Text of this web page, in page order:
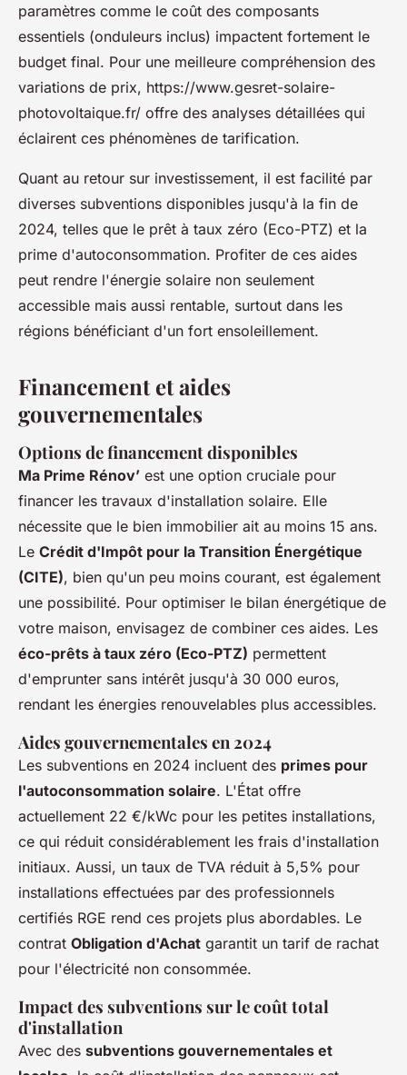
paramètres comme le coût des composants
essentiels (onduleurs inclus) impactent fortement le
budget final. Pour une meilleure compréhension des
variations de prix, https://www.gesret-solaire-
photovoltaique.fr/ offre des analyses détaillées qui
éclairent ces phénomènes de tarification.
Quant au retour sur investissement, il est facilité par
diverses subventions disponibles jusqu'à la fin de
2024, telles que le prêt à taux zéro (Eco-PTZ) et la
prime d'autoconsommation. Profiter de ces aides
peut rendre l'énergie solaire non seulement
accessible mais aussi rentable, surtout dans les
régions bénéficiant d'un fort ensoleillement.
Financement et aides
gouvernementales
Options de financement disponibles
Ma Prime Rénov’ est une option cruciale pour
financer les travaux d'installation solaire. Elle
nécessite que le bien immobilier ait au moins 15 ans.
Le Crédit d'Impôt pour la Transition Énergétique
(CITE), bien qu'un peu moins courant, est également
une possibilité. Pour optimiser le bilan énergétique de
votre maison, envisagez de combiner ces aides. Les
éco-prêts à taux zéro (Eco-PTZ) permettent
d'emprunter sans intérêt jusqu'à 30 000 euros,
rendant les énergies renouvelables plus accessibles.
Aides gouvernementales en 2024
Les subventions en 2024 incluent des primes pour
l'autoconsommation solaire. L'État offre
actuellement 22 €/kWc pour les petites installations,
ce qui réduit considérablement les frais d'installation
initiaux. Aussi, un taux de TVA réduit à 5,5% pour
installations effectuées par des professionnels
certifiés RGE rend ces projets plus abordables. Le
contrat Obligation d'Achat garantit un tarif de rachat
pour l'électricité non consommée.
Impact des subventions sur le coût total
d'installation
Avec des subventions gouvernementales et